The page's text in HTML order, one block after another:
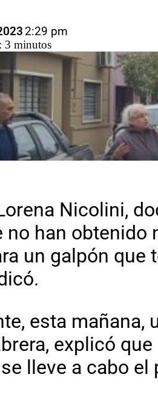
2:29 pm
3 minutos
Nicolini,
no han
un galpón que
esta mañana,
explicó
lleve a cabo